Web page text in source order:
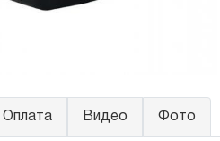
Оплата Видео Фото